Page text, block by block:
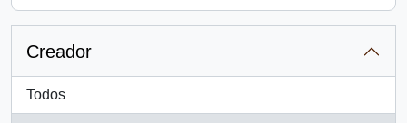
Creador
Todos